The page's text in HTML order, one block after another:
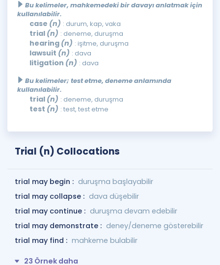
Bu kelimeler, mahkemedeki bir davayı anlatmak için
kullanılabilir.
case (n) : durum, kap, vaka
trial (n) : deneme, duruşma
hearing (n) : işitme, duruşma
lawsuit (n) : dava
litigation (n) : dava
Bu kelimeler; test etme, deneme anlamında
kullanılabilir.
trial (n) : deneme, duruşma
test (n) : test, test etme
Trial (n) Collocations
trial may begin : duruşma başlayabilir
trial may collapse : dava düşebilir
trial may continue : duruşma devam edebilir
trial may demonstrate : deney/deneme gösterebilir
trial may find : mahkeme bulabilir
23 Örnek daha